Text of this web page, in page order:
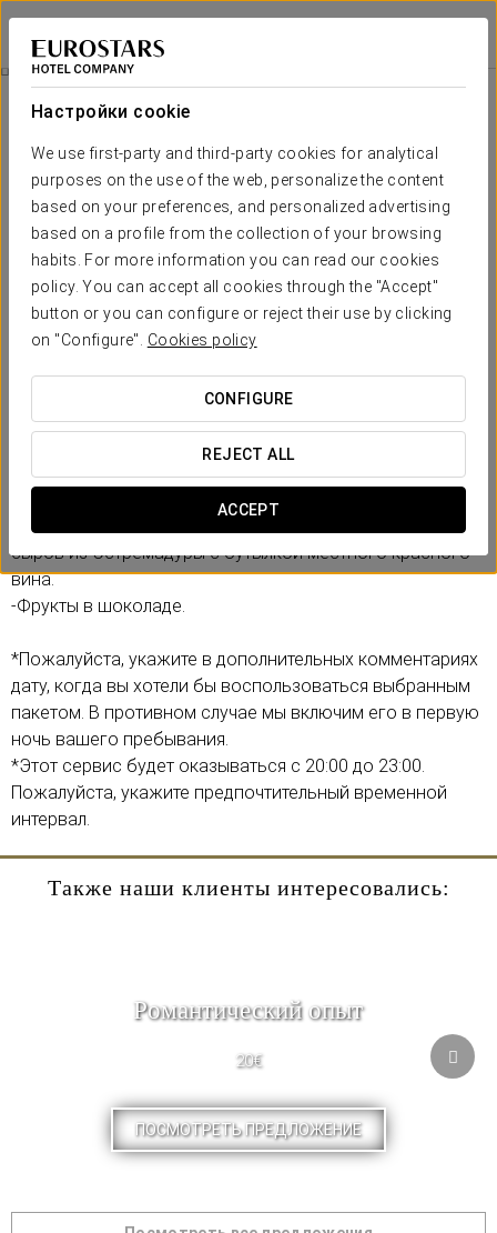
Настройки cookie
We use first-party and third-party cookies for analytical
purposes on the use of the web, personalize the content
based on your preferences, and personalized advertising
based on a profile from the collection of your browsing
habits. For more information you can read our cookies
policy. You can accept all cookies through the "Accept"
button or you can configure or reject their use by clicking
on "Configure". Cookies policy
CONFIGURE
REJECT ALL
ACCEPT
Eurostars Palacio Santa Marta
КАСЕРЕС - ТРУХИЛЬО
Гурманский Опыт
35€
Гурманский опыт
Почувствуйте настоящий вкус Эстремадуры.
Включено:
-Размещение в номере Супериор (При условии наличия).
-Дегустация в номере: ассорти иберийских продуктов и
сыров из Эстремадуры с бутылкой местного красного
вина.
-Фрукты в шоколаде.
*Пожалуйста, укажите в дополнительных комментариях
дату, когда вы хотели бы воспользоваться выбранным
пакетом. В противном случае мы включим его в первую
ночь вашего пребывания.
*Этот сервис будет оказываться с 20:00 до 23:00.
Пожалуйста, укажите предпочтительный временной
интервал.
Также наши клиенты интересовались:
Pомантический опыт
20€
ПОСМОТРЕТЬ ПРЕДЛОЖЕНИЕ